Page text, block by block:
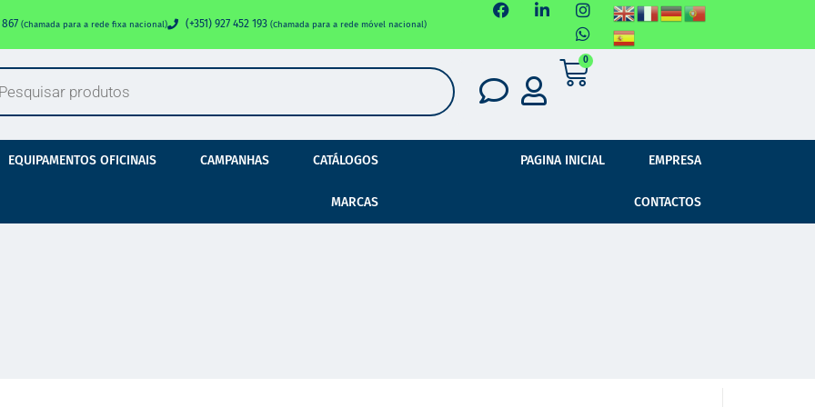
867 (Chamada para a rede fixa nacional) (+351) 927 452 193 (Chamada para a rede móvel nacional)
0
EQUIPAMENTOS OFICINAIS CAMPANHAS CATÁLOGOS
MARCAS
PAGINA INICIAL EMPRESA
CONTACTOS